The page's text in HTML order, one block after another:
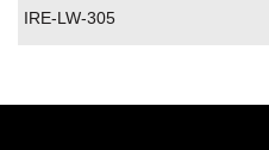
IRE-LW-305